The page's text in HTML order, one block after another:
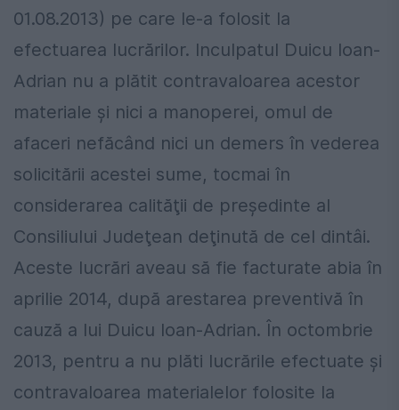
01.08.2013) pe care le-a folosit la
efectuarea lucrărilor. Inculpatul Duicu Ioan-
Adrian nu a plătit contravaloarea acestor
materiale şi nici a manoperei, omul de
afaceri nefăcând nici un demers în vederea
solicitării acestei sume, tocmai în
considerarea calităţii de preşedinte al
Consiliului Judeţean deţinută de cel dintâi.
Aceste lucrări aveau să fie facturate abia în
aprilie 2014, după arestarea preventivă în
cauză a lui Duicu Ioan-Adrian. În octombrie
2013, pentru a nu plăti lucrările efectuate şi
contravaloarea materialelor folosite la